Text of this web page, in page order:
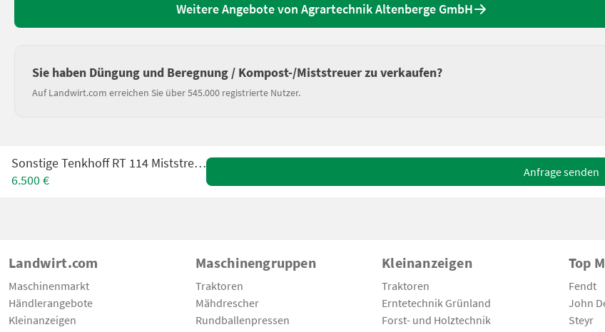
Weitere Angebote von Agrartechnik Altenberge GmbH
Sie haben Düngung und Beregnung / Kompost-/Miststreuer zu verkaufen?
Auf Landwirt.com erreichen Sie über 545.000 registrierte Nutzer.
Sonstige Tenkhoff RT 114 Miststreuer WIE NEU
6.500 €
Anfrage senden
Landwirt.com
Maschinenmarkt
Händlerangebote
Kleinanzeigen
Maschinengruppen
Traktoren
Mähdrescher
Rundballenpressen
Kleinanzeigen
Traktoren
Erntetechnik Grünland
Forst- und Holztechnik
Top
Fendt
John
Steyr